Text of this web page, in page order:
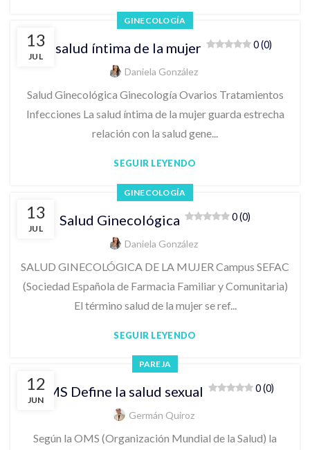
13
JUL
GINECOLOGÍA
La salud íntima de la mujer 0 (0)
Daniela González
Salud Ginecológica Ginecología Ovarios Tratamientos
Infecciones La salud íntima de la mujer guarda estrecha
relación con la salud gene...
SEGUIR LEYENDO
13
JUL
GINECOLOGÍA
Salud Ginecológica 0 (0)
Daniela González
SALUD GINECOLÓGICA DE LA MUJER Campus SEFAC
(Sociedad Española de Farmacia Familiar y Comunitaria)
El término salud de la mujer se ref...
SEGUIR LEYENDO
12
JUN
PAREJA
OMS Define la salud sexual 0 (0)
Germán Quiroz
Según la OMS (Organización Mundial de la Salud) la